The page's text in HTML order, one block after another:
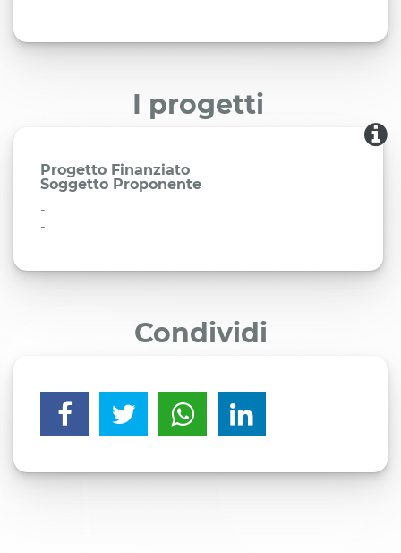
I progetti
Progetto Finanziato
Soggetto Proponente
-
-
Condividi